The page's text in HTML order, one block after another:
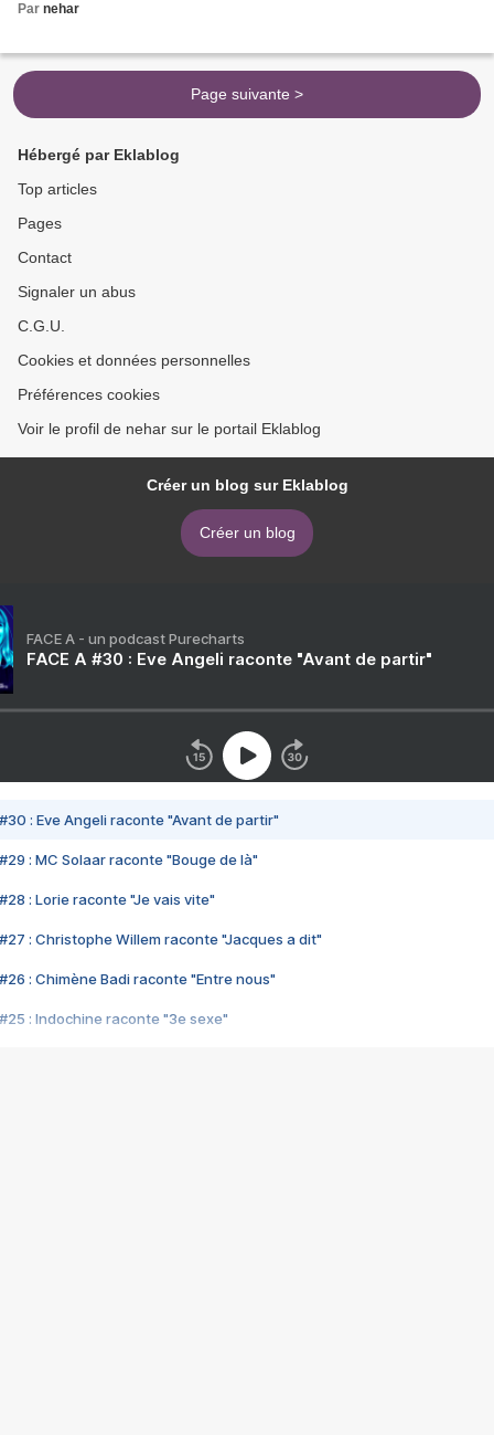
Par nehar
Page suivante >
Hébergé par Eklablog
Top articles
Pages
Contact
Signaler un abus
C.G.U.
Cookies et données personnelles
Préférences cookies
Voir le profil de nehar sur le portail Eklablog
Créer un blog sur Eklablog
Créer un blog
FACE A - un podcast Purecharts
FACE A #30 : Eve Angeli raconte "Avant de partir"
#30 : Eve Angeli raconte "Avant de partir"
#29 : MC Solaar raconte "Bouge de là"
#28 : Lorie raconte "Je vais vite"
#27 : Christophe Willem raconte "Jacques a dit"
#26 : Chimène Badi raconte "Entre nous"
#25 : Indochine raconte "3e sexe"